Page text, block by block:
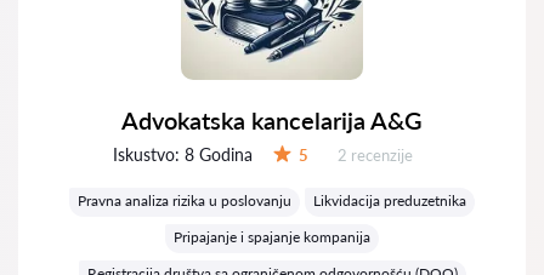
Advokatska kancelarija A&G
Iskustvo: 8 Godina 5 Recenzija:
2 recenzije
Pravna analiza rizika u poslovanju
Likvidacija preduzetnika
Pripajanje i spajanje kompanija